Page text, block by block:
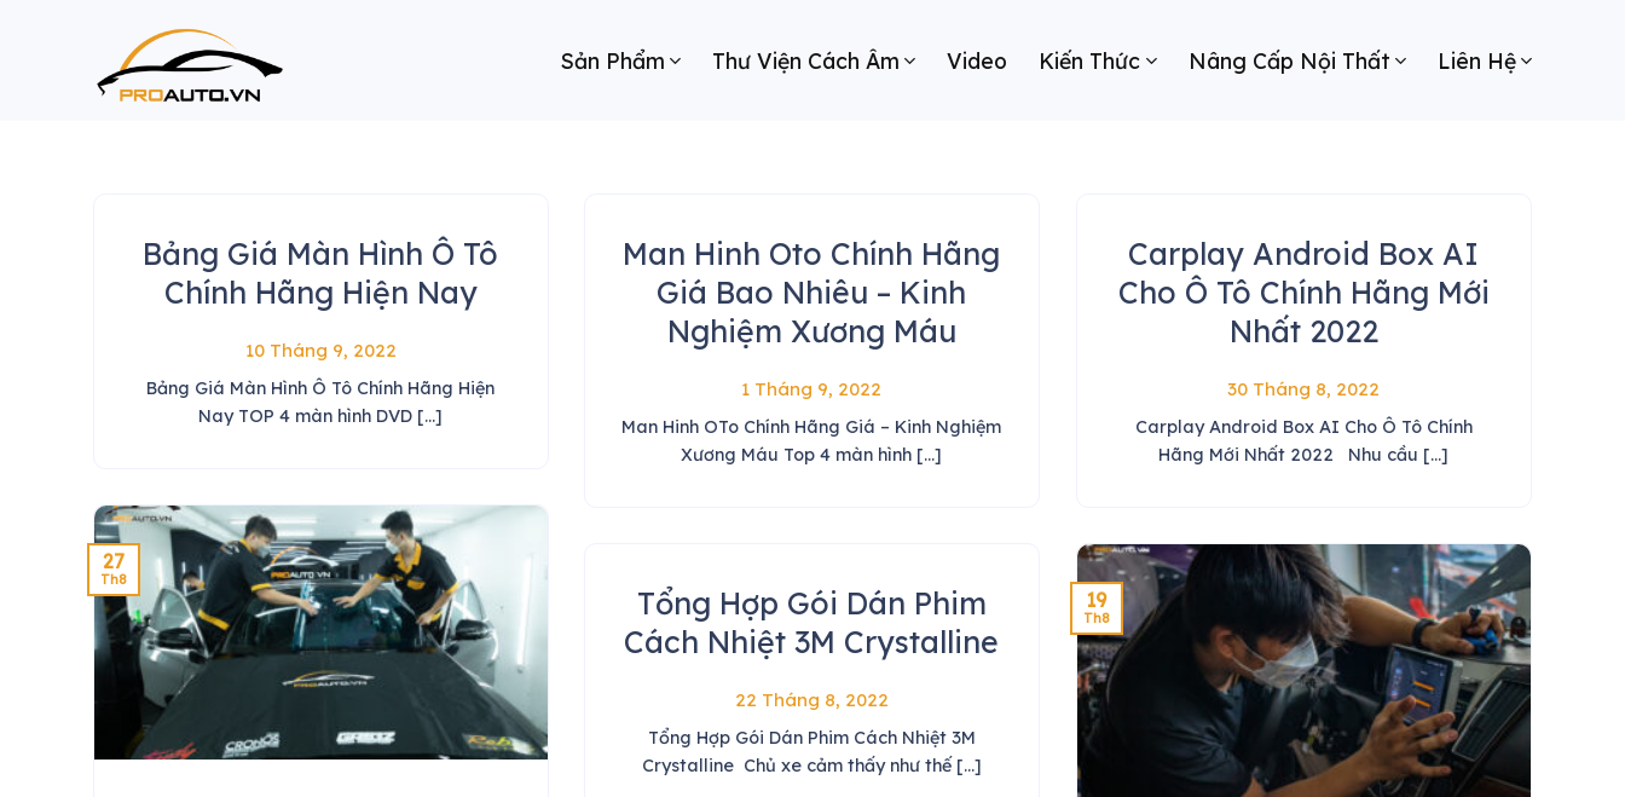
Sản Phẩm Thư Viện Cách Âm Video Kiến Thức Nâng Cấp Nội Thất Liên Hệ
Bảng Giá Màn Hình Ô Tô
Chính Hãng Hiện Nay
10 Tháng 9, 2022
Bảng Giá Màn Hình Ô Tô Chính Hãng Hiện
Nay TOP 4 màn hình DVD [...]
Man Hinh Oto Chính Hãng
Giá Bao Nhiêu – Kinh
Nghiệm Xương Máu
1 Tháng 9, 2022
Man Hinh OTo Chính Hãng Giá – Kinh Nghiệm
Xương Máu Top 4 màn hình [...]
Carplay Android Box AI
Cho Ô Tô Chính Hãng Mới
Nhất 2022
30 Tháng 8, 2022
Carplay Android Box AI Cho Ô Tô Chính
Hãng Mới Nhất 2022 Nhu cầu [...]
27
Th8
Tổng Hợp Gói Dán Phim
Cách Nhiệt 3M Crystalline
22 Tháng 8, 2022
Tổng Hợp Gói Dán Phim Cách Nhiệt 3M
Crystalline Chủ xe cảm thấy như thế [...]
19
Th8